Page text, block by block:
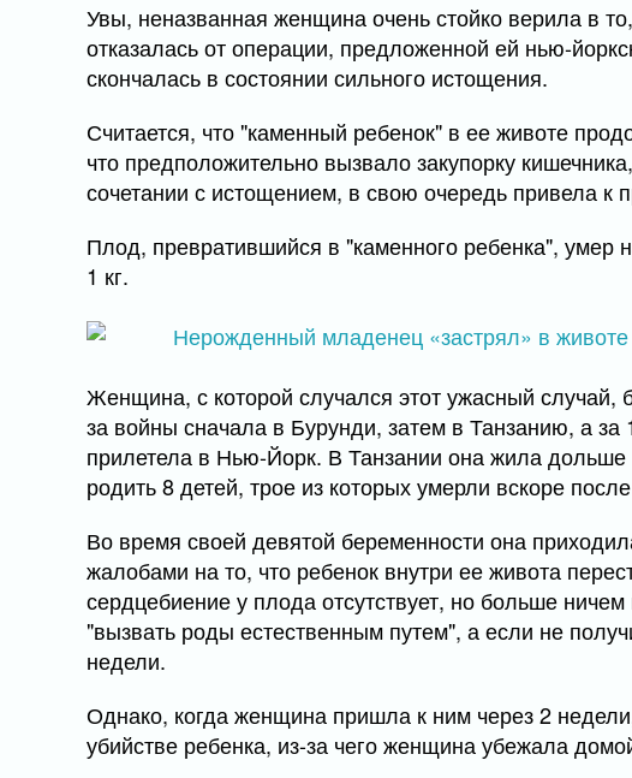
Увы, неназванная женщина очень стойко верила в
отказалась от операции, предложенной ей нью-
скончалась в состоянии сильного истощения.
Считается, что "каменный ребенок" в ее животе
что предположительно вызвало закупорку
сочетании с истощением, в свою очередь привела к
Плод, превратившийся в "каменного ребенка", умер
1 кг.
Женщина, с которой случался этот ужасный случай,
за войны сначала в Бурунди, затем в Танзанию, а
прилетела в Нью-Йорк. В Танзании она жила дольше
родить 8 детей, трое из которых умерли вскоре
Во время своей девятой беременности она
жалобами на то, что ребенок внутри ее живота
сердцебиение у плода отсутствует, но больше
"вызвать роды естественным путем", а если не
недели.
Однако, когда женщина пришла к ним через 2
убийстве ребенка, из-за чего женщина убежала